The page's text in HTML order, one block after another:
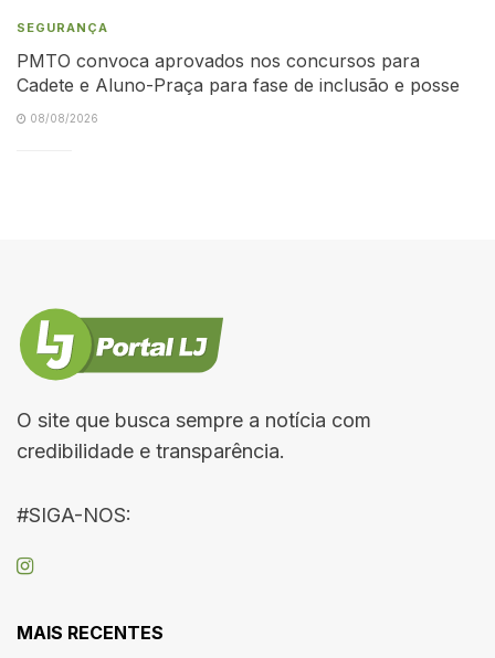
SEGURANÇA
PMTO convoca aprovados nos concursos para
Cadete e Aluno-Praça para fase de inclusão e posse
08/08/2026
O site que busca sempre a notícia com
credibilidade e transparência.
#SIGA-NOS:
MAIS RECENTES